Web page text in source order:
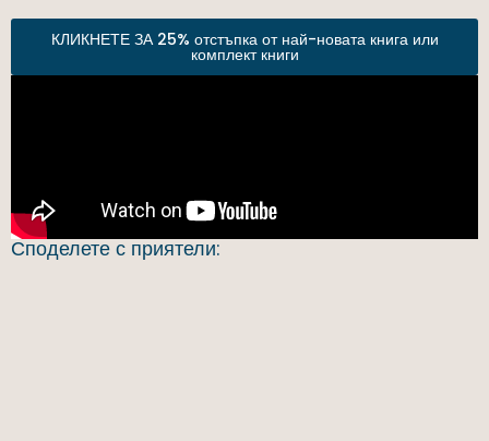
КЛИКНЕТЕ ЗА 25% отстъпка от най-новата книга или
комплект книги
Споделете с приятели: